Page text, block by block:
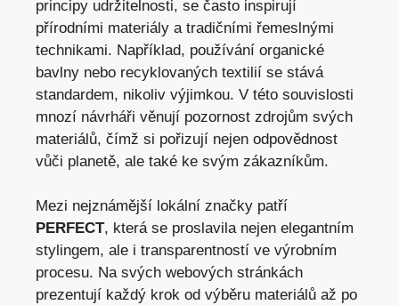
principy udržitelnosti, se často inspirují
přírodními materiály a tradičními řemeslnými
technikami. Například, používání organické
bavlny nebo recyklovaných textilií se stává
standardem, nikoliv výjimkou. V této souvislosti
mnozí návrháři věnují pozornost zdrojům svých
materiálů, čímž si pořizují nejen odpovědnost
vůči planetě, ale také ke svým zákazníkům.
Mezi nejznámější lokální značky patří
PERFECT, která se proslavila nejen elegantním
stylingem, ale i transparentností ve výrobním
procesu. Na svých webových stránkách
prezentují každý krok od výběru materiálů až po